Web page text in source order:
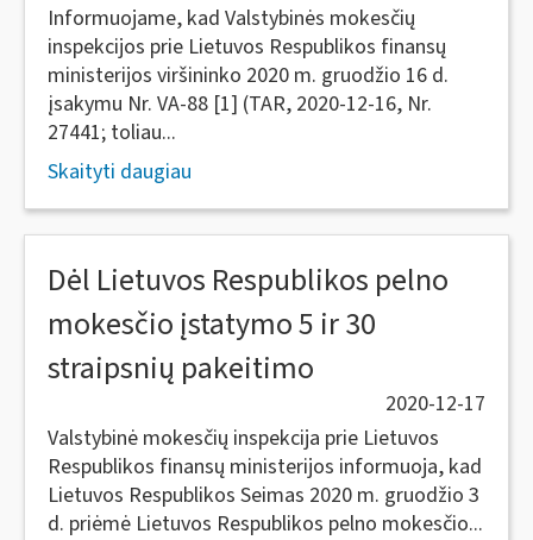
Informuojame, kad Valstybinės mokesčių
inspekcijos prie Lietuvos Respublikos finansų
ministerijos viršininko 2020 m. gruodžio 16 d.
įsakymu Nr. VA-88 [1] (TAR, 2020-12-16, Nr.
27441; toliau...
Skaityti daugiau
Dėl Lietuvos Respublikos pelno
mokesčio įstatymo 5 ir 30
straipsnių pakeitimo
2020-12-17
Valstybinė mokesčių inspekcija prie Lietuvos
Respublikos finansų ministerijos informuoja, kad
Lietuvos Respublikos Seimas 2020 m. gruodžio 3
d. priėmė Lietuvos Respublikos pelno mokesčio...